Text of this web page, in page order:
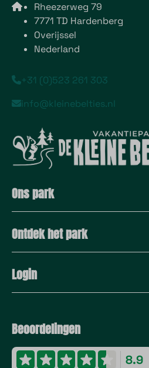
Rheezerweg 79
7771 TD Hardenberg
Overijssel
Nederland
+31 (0)523 261 303
info@kleinebelties.nl
Ons park
Ontdek het park
Login
Beoordelingen
8.9